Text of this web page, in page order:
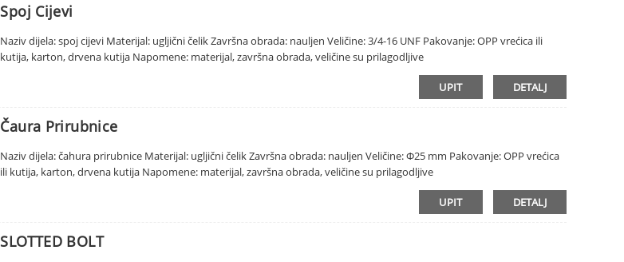
Spoj Cijevi
Naziv dijela: spoj cijevi Materijal: ugljični čelik Završna obrada: nauljen Veličine: 3/4-16 UNF Pakovanje: OPP vrećica ili
kutija, karton, drvena kutija Napomene: materijal, završna obrada, veličine su prilagodljive
UPIT DETALJ
Čaura Prirubnice
Naziv dijela: čahura prirubnice Materijal: ugljični čelik Završna obrada: nauljen Veličine: Φ25 mm Pakovanje: OPP vrećica
ili kutija, karton, drvena kutija Napomene: materijal, završna obrada, veličine su prilagodljive
UPIT DETALJ
SLOTTED BOLT